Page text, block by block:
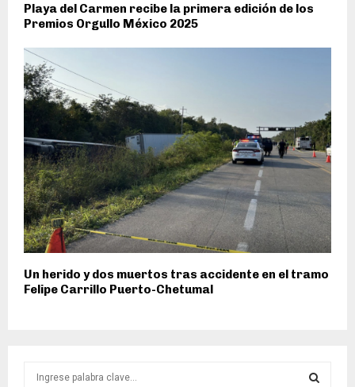
Playa del Carmen recibe la primera edición de los
Premios Orgullo México 2025
Un herido y dos muertos tras accidente en el tramo
Felipe Carrillo Puerto-Chetumal